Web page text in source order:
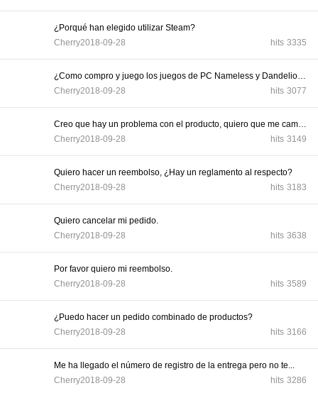
¿Porqué han elegido utilizar Steam?
Cherry2018-09-28 hits 3335
¿Como compro y juego los juegos de PC Nameless y Dandelion?
Cherry2018-09-28 hits 3077
Creo que hay un problema con el producto, quiero que me camb...
Cherry2018-09-28 hits 3149
Quiero hacer un reembolso, ¿Hay un reglamento al respecto?
Cherry2018-09-28 hits 3183
Quiero cancelar mi pedido.
Cherry2018-09-28 hits 3638
Por favor quiero mi reembolso.
Cherry2018-09-28 hits 3589
¿Puedo hacer un pedido combinado de productos?
Cherry2018-09-28 hits 3166
Me ha llegado el número de registro de la entrega pero no te...
Cherry2018-09-28 hits 3286